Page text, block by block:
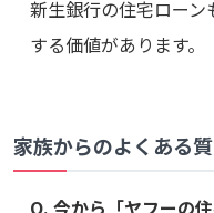
新生銀行の住宅ロー
する価値があります。
家族からのよくある
Q. 今から「ヤフーの